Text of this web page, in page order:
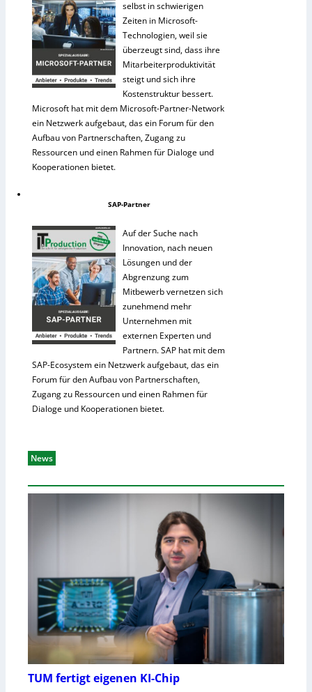
selbst in schwierigen
Zeiten in Microsoft-
Technologien, weil sie
überzeugt sind, dass ihre
Mitarbeiterproduktivität
steigt und sich ihre
Kostenstruktur bessert.
Microsoft hat mit dem Microsoft-Partner-Network
ein Netzwerk aufgebaut, das ein Forum für den
Aufbau von Partnerschaften, Zugang zu
Ressourcen und einen Rahmen für Dialoge und
Kooperationen bietet.
SAP-Partner
Auf der Suche nach
Innovation, nach neuen
Lösungen und der
Abgrenzung zum
Mitbewerb vernetzen sich
zunehmend mehr
Unternehmen mit
externen Experten und
Partnern. SAP hat mit dem
SAP-Ecosystem ein Netzwerk aufgebaut, das ein
Forum für den Aufbau von Partnerschaften,
Zugang zu Ressourcen und einen Rahmen für
Dialoge und Kooperationen bietet.
News
TUM fertigt eigenen KI-Chip